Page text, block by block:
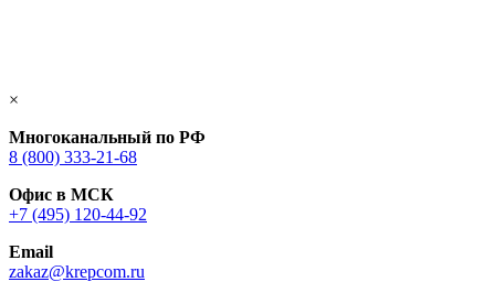
×
Многоканальный по РФ
8 (800) 333‑21-68
Офис в МСК
+7 (495) 120-44-92
Email
zakaz@krepcom.ru